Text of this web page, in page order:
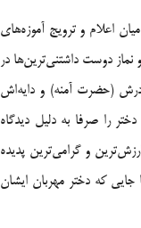
اعلام و ترويج آموزه‌هاي
دوست داشتني‌ترين‌ها در
(حضرت آمنه) و دايه‌اش
را صرفا به دليل ديدگاه
و گرامي‌ترين پديده
كه دختر مهربان ايشان